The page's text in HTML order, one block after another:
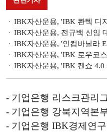
IBK자산운용, 'IBK 콴텍 디
IBK자산운용, 전규백 신임
IBK자산운용, '인컴바닐라
IBK자산운용, 'IBK 로우코
IBK자산운용, 'IBK 켄쇼 4.0
- 기업은행 리스크관리
- 기업은행 강북지역본
- 기업은행 IBK경제연